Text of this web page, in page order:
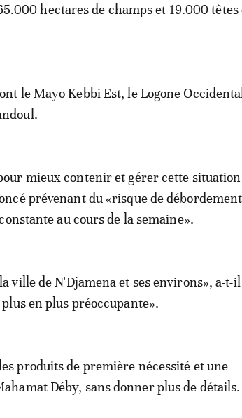
hectares de champs et 19.000 têtes
le Mayo Kebbi Est, le Logone
mieux contenir et gérer cette
prévenant du «risque de débordement
au cours de la semaine».
ville de N'Djamena et ses environs», a-t-il
en plus préoccupante».
produits de première nécessité et une
Déby, sans donner plus de détails.